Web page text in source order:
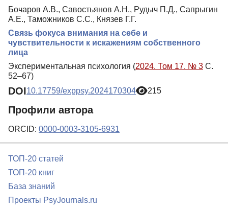
Бочаров А.В., Савостьянов А.Н., Рудыч П.Д., Сапрыгин
А.Е., Таможников С.С., Князев Г.Г.
Связь фокуса внимания на себе и
чувствительности к искажениям собственного
лица
Экспериментальная психология (2024. Том 17. № 3 С.
52–67)
DOI10.17759/exppsy.2024170304 215
Профили автора
ORCID: 0000-0003-3105-6931
ТОП-20 статей
ТОП-20 книг
База знаний
Проекты PsyJournals.ru